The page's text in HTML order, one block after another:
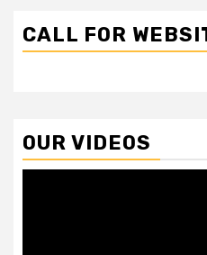
CALL FOR
OUR VIDEOS